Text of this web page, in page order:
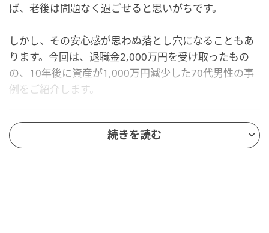
ば、老後は問題なく過ごせると思いがちです。
しかし、その安心感が思わぬ落とし穴になることもあ
ります。今回は、退職金2,000万円を受け取ったもの
の、10年後に資産が1,000万円減少した70代男性の事
例をご紹介します。
「これで安心」のはずだった退職金2,000万
円
続きを読む